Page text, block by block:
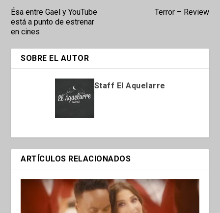
Ésa entre Gael y YouTube
está a punto de estrenar
en cines
Terror – Review
SOBRE EL AUTOR
Staff El Aquelarre
ARTÍCULOS RELACIONADOS